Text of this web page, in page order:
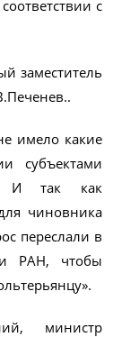
с
заместитель
имело какие
субъектами
И так как
чиновника
переслали в
РАН, чтобы
министр